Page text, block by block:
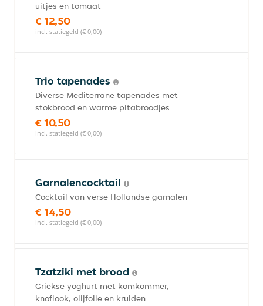
uitjes en tomaat
€ 12,50
incl. statiegeld (€ 0,00)
Trio tapenades
Diverse Mediterrane tapenades met
stokbrood en warme pitabroodjes
€ 10,50
incl. statiegeld (€ 0,00)
Garnalencocktail
Cocktail van verse Hollandse garnalen
€ 14,50
incl. statiegeld (€ 0,00)
Tzatziki met brood
Griekse yoghurt met komkommer,
knoflook, olijfolie en kruiden